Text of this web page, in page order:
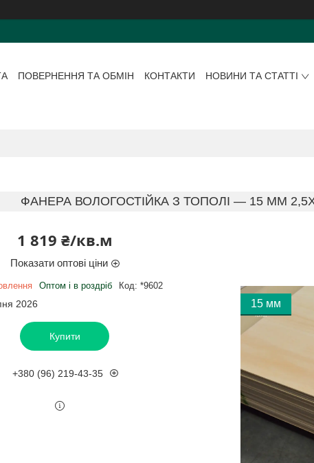
ПОВЕРНЕННЯ ТА ОБМІН КОНТАКТИ
НОВИНИ ТА СТАТТІ
ФАНЕРА ВОЛОГОСТІЙКА З ТОПОЛІ — 15 ММ
1 819 ₴/кв.м
Показати оптові ціни
Оптом і в роздріб Код: *9602
2026
Купити
+380 (96) 219-43-35
15 мм